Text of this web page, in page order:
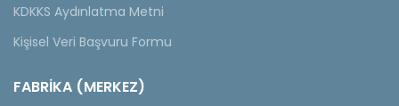
KDKKS Aydınlatma Metni
Kişisel Veri Başvuru Formu
FABRİKA (MERKEZ)